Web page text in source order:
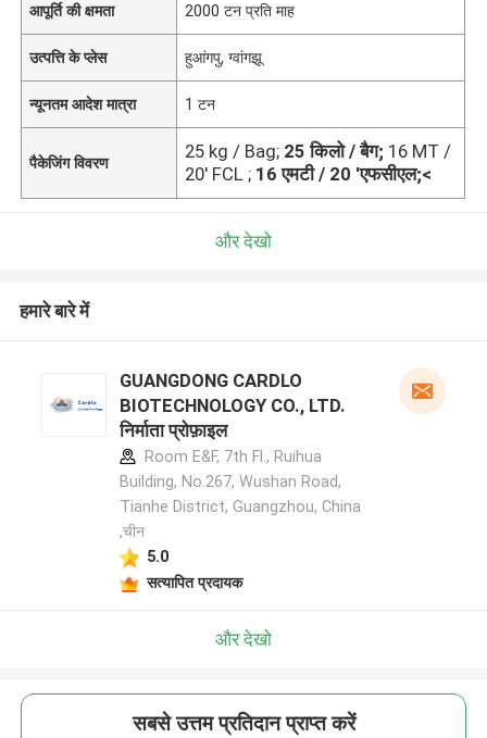
आपूर्ति की क्षमता 2000 टन प्रति माह
उत्पत्ति के प्लेस हुआंगपु, ग्वांगझू
न्यूनतम आदेश मात्रा 1 टन
पैकेजिंग विवरण
25 kg / Bag; 25 किलो / बैग; 16 MT /
20' FCL ; 16 एमटी / 20 'एफसीएल;<
और देखो
हमारे बारे में
GUANGDONG CARDLO
BIOTECHNOLOGY CO., LTD.
निर्माता प्रोफ़ाइल
Room E&F, 7th Fl., Ruihua
Building, No.267, Wushan Road,
Tianhe District, Guangzhou, China
,चीन
5.0
सत्यापित प्रदायक
और देखो
सबसे उत्तम प्रतिदान प्राप्त करें